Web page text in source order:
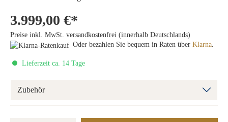
3.999,00 €*
Preise inkl. MwSt. versandkostenfrei (innerhalb Deutschlands)
Oder bezahlen Sie bequem in Raten über Klarna.
Lieferzeit ca. 14 Tage
Zubehör